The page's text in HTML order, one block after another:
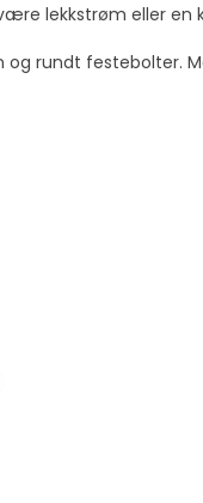
lekkstrøm eller en
rundt festebolter.